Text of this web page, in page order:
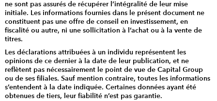
ne sont pas assurés de récupérer l’intégralité de leur mise
initiale. Les informations fournies dans le présent document ne
constituent pas une offre de conseil en investissement, en
fiscalité ou autre, ni une sollicitation à l’achat ou à la vente de
titres.
Les déclarations attribuées à un individu représentent les
opinions de ce dernier à la date de leur publication, et ne
reflètent pas nécessairement le point de vue de Capital Group
ou de ses filiales. Sauf mention contraire, toutes les informations
s’entendent à la date indiquée. Certaines données ayant été
obtenues de tiers, leur fiabilité n’est pas garantie.